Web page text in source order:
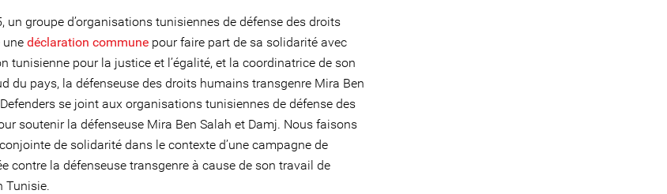
un groupe d’organisations tunisiennes de défense des droits
une déclaration commune pour faire part de sa solidarité avec
tunisienne pour la justice et l’égalité, et la coordinatrice de son
du pays, la défenseuse des droits humains transgenre Mira Ben
se joint aux organisations tunisiennes de défense des
soutenir la défenseuse Mira Ben Salah et Damj. Nous faisons
de solidarité dans le contexte d’une campagne de
contre la défenseuse transgenre à cause de son travail de
Tunisie.